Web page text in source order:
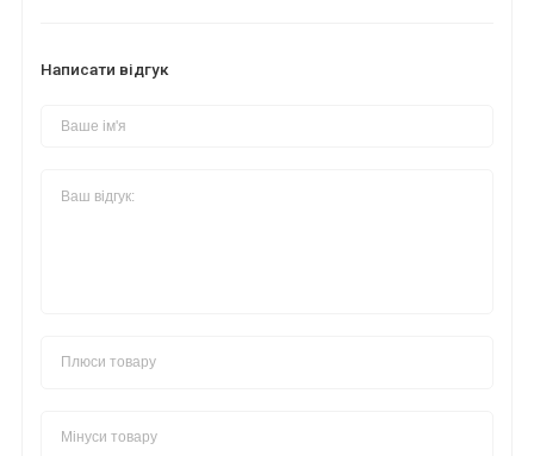
Написати відгук